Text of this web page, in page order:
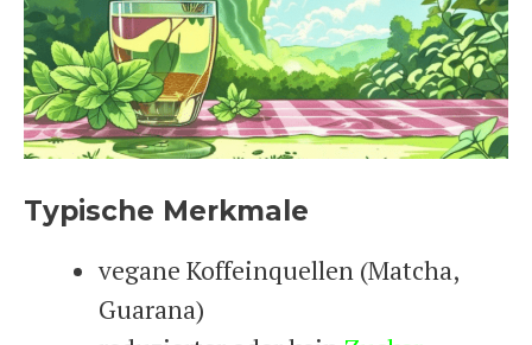
Typische Merkmale
vegane Koffeinquellen (Matcha,
Guarana)